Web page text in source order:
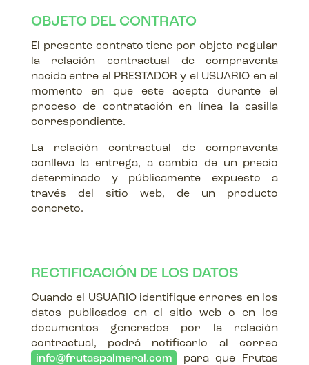
OBJETO DEL CONTRATO
El presente contrato tiene por objeto regular
la relación contractual de compraventa
nacida entre el PRESTADOR y el USUARIO en el
momento en que este acepta durante el
proceso de contratación en línea la casilla
correspondiente.
La relación contractual de compraventa
conlleva la entrega, a cambio de un precio
determinado y públicamente expuesto a
través del sitio web, de un producto
concreto.
RECTIFICACIÓN DE LOS DATOS
Cuando el USUARIO identifique errores en los
datos publicados en el sitio web o en los
documentos generados por la relación
contractual, podrá notificarlo al correo
info@frutaspalmeral.com
para que Frutas